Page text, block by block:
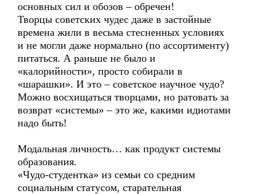
основных сил и обозов – обречен!
Творцы советских чудес даже в застойные
времена жили в весьма стесненных условиях
и не могли даже нормально (по ассортименту)
питаться. А раньше не было и
«калорийности», просто собирали в
«шарашки». И это – советское научное чудо?
Можно восхищаться творцами, но ратовать за
возврат «системы» – это же, какими идиотами
надо быть!
Модальная личность… как продукт системы
образования.
«Чудо-студентка» из семьи со средним
социальным статусом, старательная